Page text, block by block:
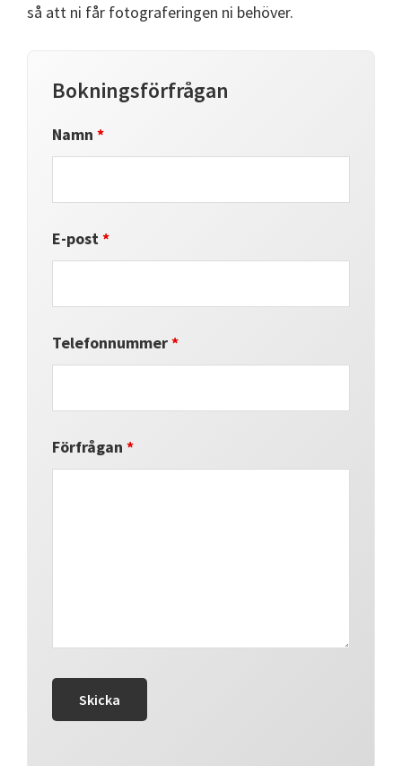
så att ni får fotograferingen ni behöver.
Bokningsförfrågan
Namn*
E-post*
Telefonnummer*
Förfrågan*